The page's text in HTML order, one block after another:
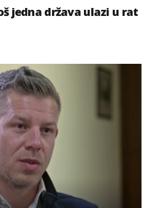
jedna država ulazi u rat